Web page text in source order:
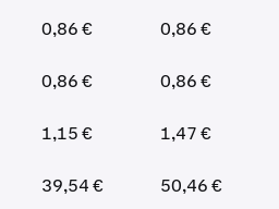
0,86 € 0,86 €
0,86 € 0,86 €
1,15 € 1,47 €
39,54 € 50,46 €